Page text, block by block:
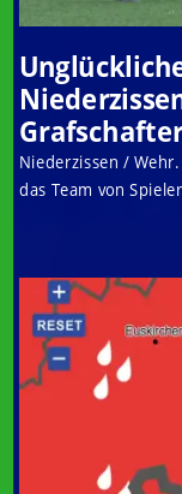
Niederzissen /
das Team von